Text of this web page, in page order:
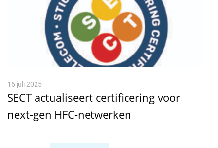
16 juli 2025
SECT actualiseert certificering voor
next-gen HFC-netwerken